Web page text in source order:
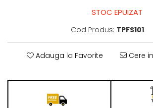
STOC EPUIZAT
Cod Produs: TPFS101
Adauga la Favorite Cere